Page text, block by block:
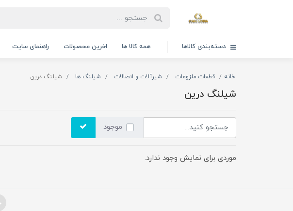
دسته‌بندی کالاها همه کالا ها اخرین محصولات راهنمای سایت
خانه قطعات.ملزومات شیرآلات و اتصالات شیلنگ ها شیلنگ درین
شیلنگ درین
موجود
موردی برای نمایش وجود ندارد.